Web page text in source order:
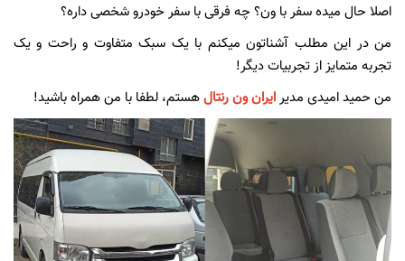
اصلا حال میده سفر با ون؟ چه فرقی با سفر خودرو شخصی داره؟
من در این مطلب آشناتون میکنم با یک سبک متفاوت و راحت و یک
تجربه متمایز از تجربیات دیگر!
من حمید امیدی مدیرایران ون رنتالهستم، لطفا با من همراه باشید!